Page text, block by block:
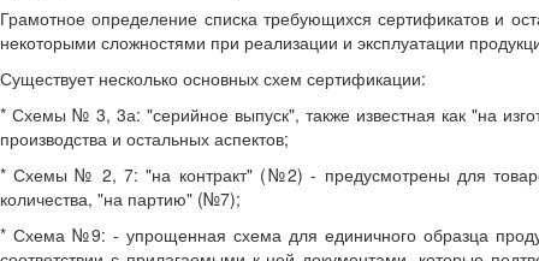
Грамотное определение списка требующихся сертификатов и
некоторыми сложностями при реализации и эксплуатации
Существует несколько основных схем сертификации:
* Схемы № 3, 3а: "серийное выпуск", также известная как "на
производства и остальных аспектов;
* Схемы № 2, 7: "на контракт" (№2) - предусмотрены для
количества, "на партию" (№7);
* Схема №9: - упрощенная схема для единичного образца